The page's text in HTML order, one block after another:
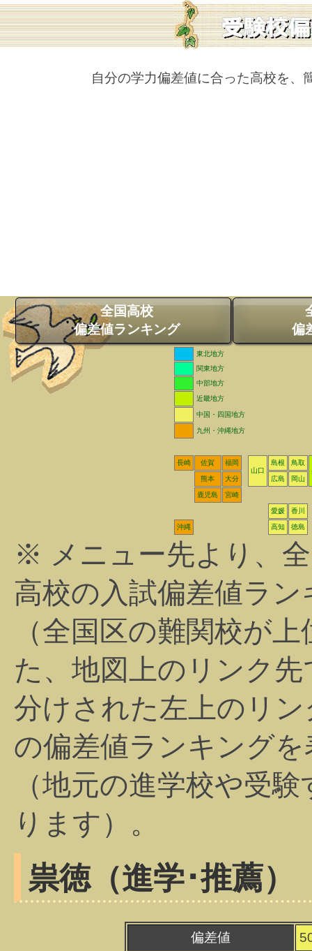
自分の学力偏差値に合った高校を、
全国高校
偏差値ランキング
偏
東北地方
関東地方
中部地方
近畿地方
中国・四国地方
九州・沖縄地方
長崎 佐賀
福岡
山口
島根
鳥取
熊本
大分 広島 岡山
鹿児島 宮崎
愛媛 香川
沖縄 高知 徳島
※ メニュー先より、
高校の入試偏差値ラ
（全国区の難関校が
た、地図上のリンク
分けされた左上のリ
の偏差値ランキング
（地元の進学校や受
ります）。
祟徳（進学･推薦）
偏差値